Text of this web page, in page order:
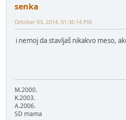
senka
October 03, 2014, 01:36:14 PM
i nemoj da stavljaš nikakvo meso,
M.2000.
K.2003.
A.2006.
SD mama